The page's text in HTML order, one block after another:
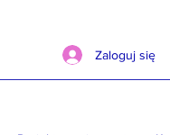
Zaloguj się